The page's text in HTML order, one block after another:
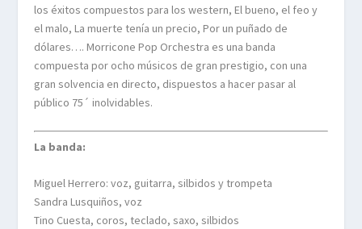
los éxitos compuestos para los western, El bueno, el feo y
el malo, La muerte tenía un precio, Por un puñado de
dólares…. Morricone Pop Orchestra es una banda
compuesta por ocho músicos de gran prestigio, con una
gran solvencia en directo, dispuestos a hacer pasar al
público 75´ inolvidables.
La banda:
Miguel Herrero: voz, guitarra, silbidos y trompeta
Sandra Lusquiños, voz
Tino Cuesta, coros, teclado, saxo, silbidos